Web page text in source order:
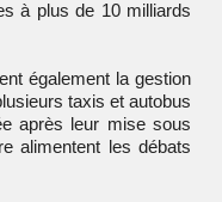
à plus de 10 milliards
également la gestion
taxis et autobus
après leur mise sous
alimentent les débats